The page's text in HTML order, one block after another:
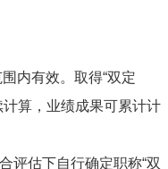
内有效。取得“双定
算，业绩成果可累计计
评估下自行确定职称“双